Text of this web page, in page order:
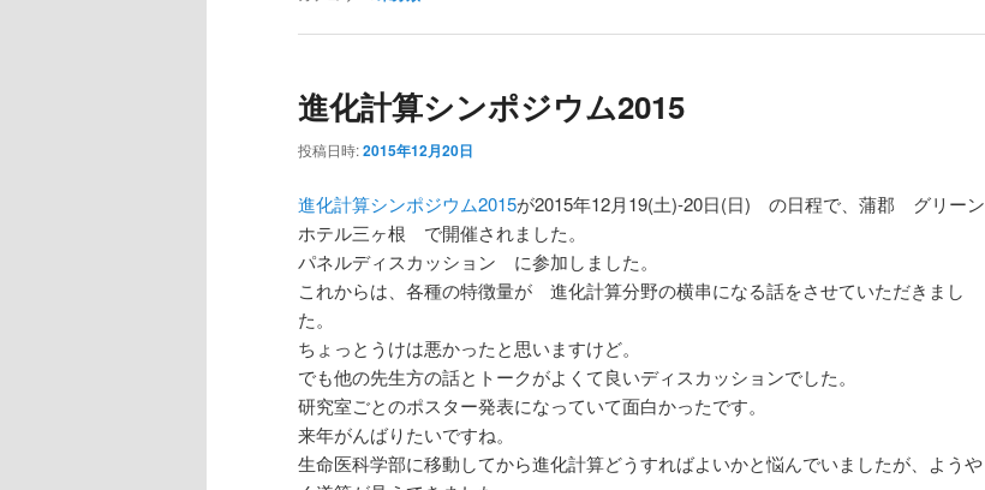
進化計算シンポジウム2015
投稿日時:2015年12月20日
進化計算シンポジウム2015が2015年12月19(土)-20日(日) の日程で、蒲郡 グリーン
ホテル三ヶ根 で開催されました。
パネルディスカッション に参加しました。
これからは、各種の特徴量が 進化計算分野の横串になる話をさせていただきまし
た。
ちょっとうけは悪かったと思いますけど。
でも他の先生方の話とトークがよくて良いディスカッションでした。
研究室ごとのポスター発表になっていて面白かったです。
来年がんばりたいですね。
生命医科学部に移動してから進化計算どうすればよいかと悩んでいましたが、ようや